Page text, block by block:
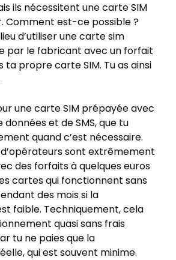
ils nécessitent une carte SIM
Comment est-ce possible ?
d’utiliser une carte sim
par le fabricant avec un forfait
ta propre carte SIM. Tu as ainsi
une carte SIM prépayée avec
et de SMS, que tu
quand c’est nécessaire.
sont extrêmement
des forfaits à quelques euros
cartes qui fonctionnent sans
des mois si la
faible. Techniquement, cela
quasi sans frais
tu ne paies que la
qui est souvent minime.